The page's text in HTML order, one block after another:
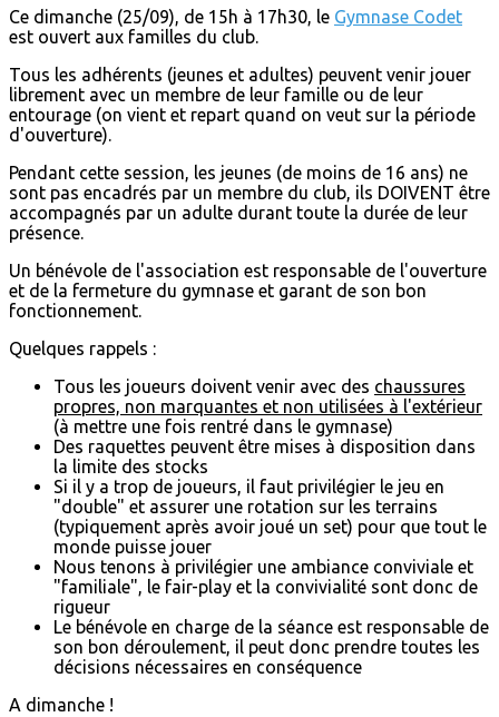
Ce dimanche (25/09), de 15h à 17h30, le Gymnase Codet
est ouvert aux familles du club.
Tous les adhérents (jeunes et adultes) peuvent venir jouer
librement avec un membre de leur famille ou de leur
entourage (on vient et repart quand on veut sur la période
d'ouverture).
Pendant cette session, les jeunes (de moins de 16 ans) ne
sont pas encadrés par un membre du club, ils DOIVENT être
accompagnés par un adulte durant toute la durée de leur
présence.
Un bénévole de l'association est responsable de l'ouverture
et de la fermeture du gymnase et garant de son bon
fonctionnement.
Quelques rappels :
Tous les joueurs doivent venir avec des chaussures
propres, non marquantes et non utilisées à l'extérieur
(à mettre une fois rentré dans le gymnase)
Des raquettes peuvent être mises à disposition dans
la limite des stocks
Si il y a trop de joueurs, il faut privilégier le jeu en
"double" et assurer une rotation sur les terrains
(typiquement après avoir joué un set) pour que tout le
monde puisse jouer
Nous tenons à privilégier une ambiance conviviale et
"familiale", le fair-play et la convivialité sont donc de
rigueur
Le bénévole en charge de la séance est responsable de
son bon déroulement, il peut donc prendre toutes les
décisions nécessaires en conséquence
A dimanche !